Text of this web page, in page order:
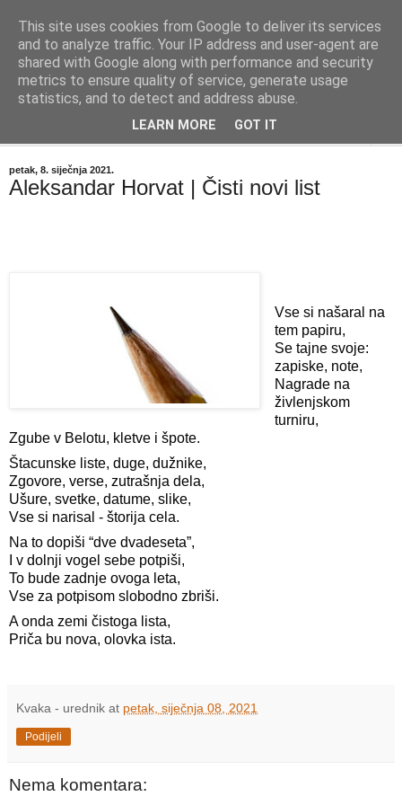
"Kvaka"
Časopis za književnost ISSN 2459-5632
petak, 8. siječnja 2021.
Aleksandar Horvat | Čisti novi list
Vse si našaral na
tem papiru,
Se tajne svoje:
zapiske, note,
Nagrade na
živlenjskom
turniru,
Zgube v Belotu, kletve i špote.
Štacunske liste, duge, dužnike,
Zgovore, verse, zutrašnja dela,
Ušure, svetke, datume, slike,
Vse si narisal - štorija cela.
Na to dopiši “dve dvadeseta”,
I v dolnji vogel sebe potpiši,
To bude zadnje ovoga leta,
Vse za potpisom slobodno zbriši.
A onda zemi čistoga lista,
Priča bu nova, olovka ista.
Kvaka - urednik at petak, siječnja 08, 2021
Podijeli
Nema komentara:
This site uses cookies from Google to deliver its services
and to analyze traffic. Your IP address and user-agent are
shared with Google along with performance and security
metrics to ensure quality of service, generate usage
statistics, and to detect and address abuse.
LEARN MORE GOT IT